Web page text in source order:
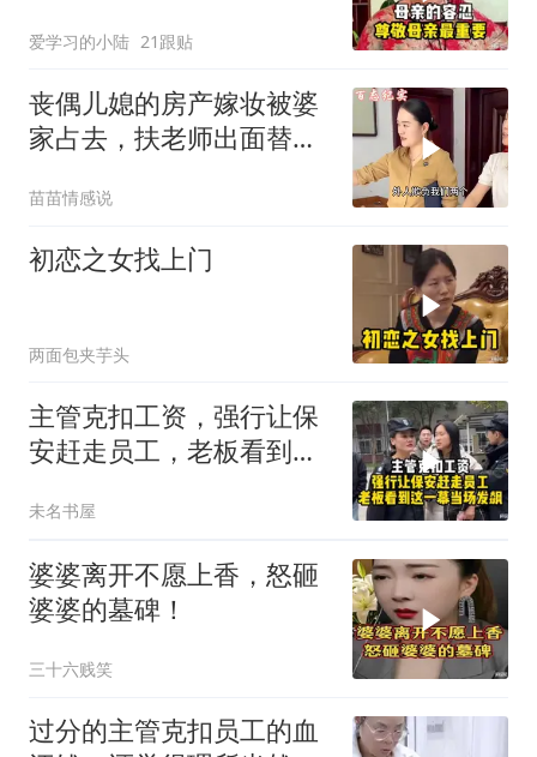
爱学习的小陆 21跟贴
丧偶儿媳的房产嫁妆被婆
家占去，扶老师出面替儿
苗苗情感说
初恋之女找上门
两面包夹芋头
主管克扣工资，强行让保
安赶走员工，老板看到这
未名书屋
婆婆离开不愿上香，怒砸
婆婆的墓碑！
三十六贱笑
过分的主管克扣员工的血